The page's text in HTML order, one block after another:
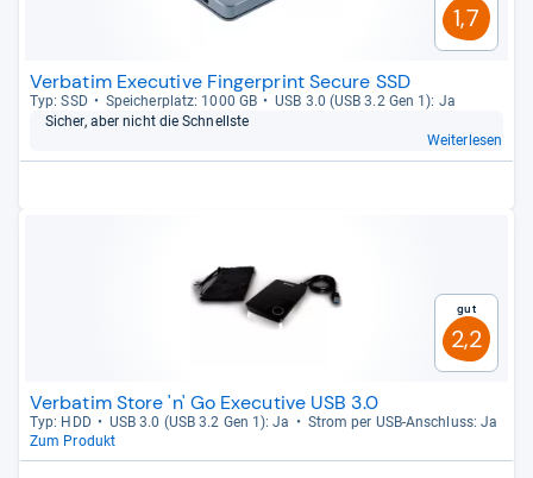
1,7
Verbatim Executive Fingerprint Secure SSD
Typ: SSD Spei­cher­platz: 1000 GB
USB 3.0 (USB 3.2 Gen 1): Ja
Sicher, aber nicht die Schnellste
Weiterlesen
Gut
2,2
Verbatim Store 'n' Go Executive USB 3.0
Typ: HDD USB 3.0 (USB 3.2 Gen 1): Ja
Strom per USB-​Anschluss: Ja
Zum Produkt